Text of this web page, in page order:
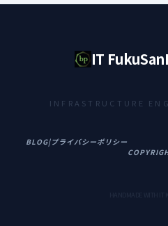
IT
INFRASTRUCTURE
BLOG|プライバシーポリシー